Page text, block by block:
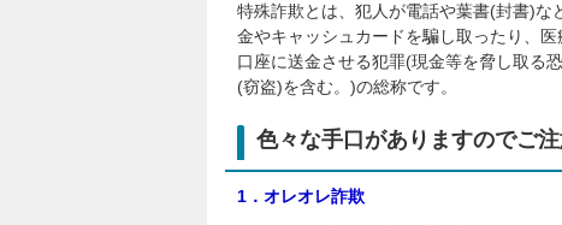
特殊詐欺とは、犯人が電話や葉書(封書)な
金やキャッシュカードを騙し取ったり、
口座に送金させる犯罪(現金等を脅し取る
(窃盗)を含む。)の総称です。
色々な手口がありますのでご注
1．オレオレ詐欺